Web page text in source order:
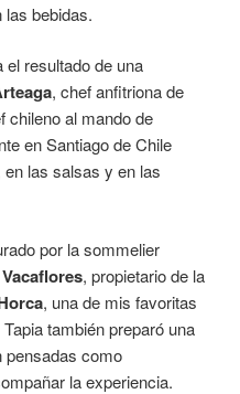
las bebidas.
el resultado de una
, chef anfitriona de
chileno al mando de
en Santiago de Chile
las salsas y en las
por la sommelier
, propietario de la
, una de mis favoritas
también preparó una
pensadas como
la experiencia.